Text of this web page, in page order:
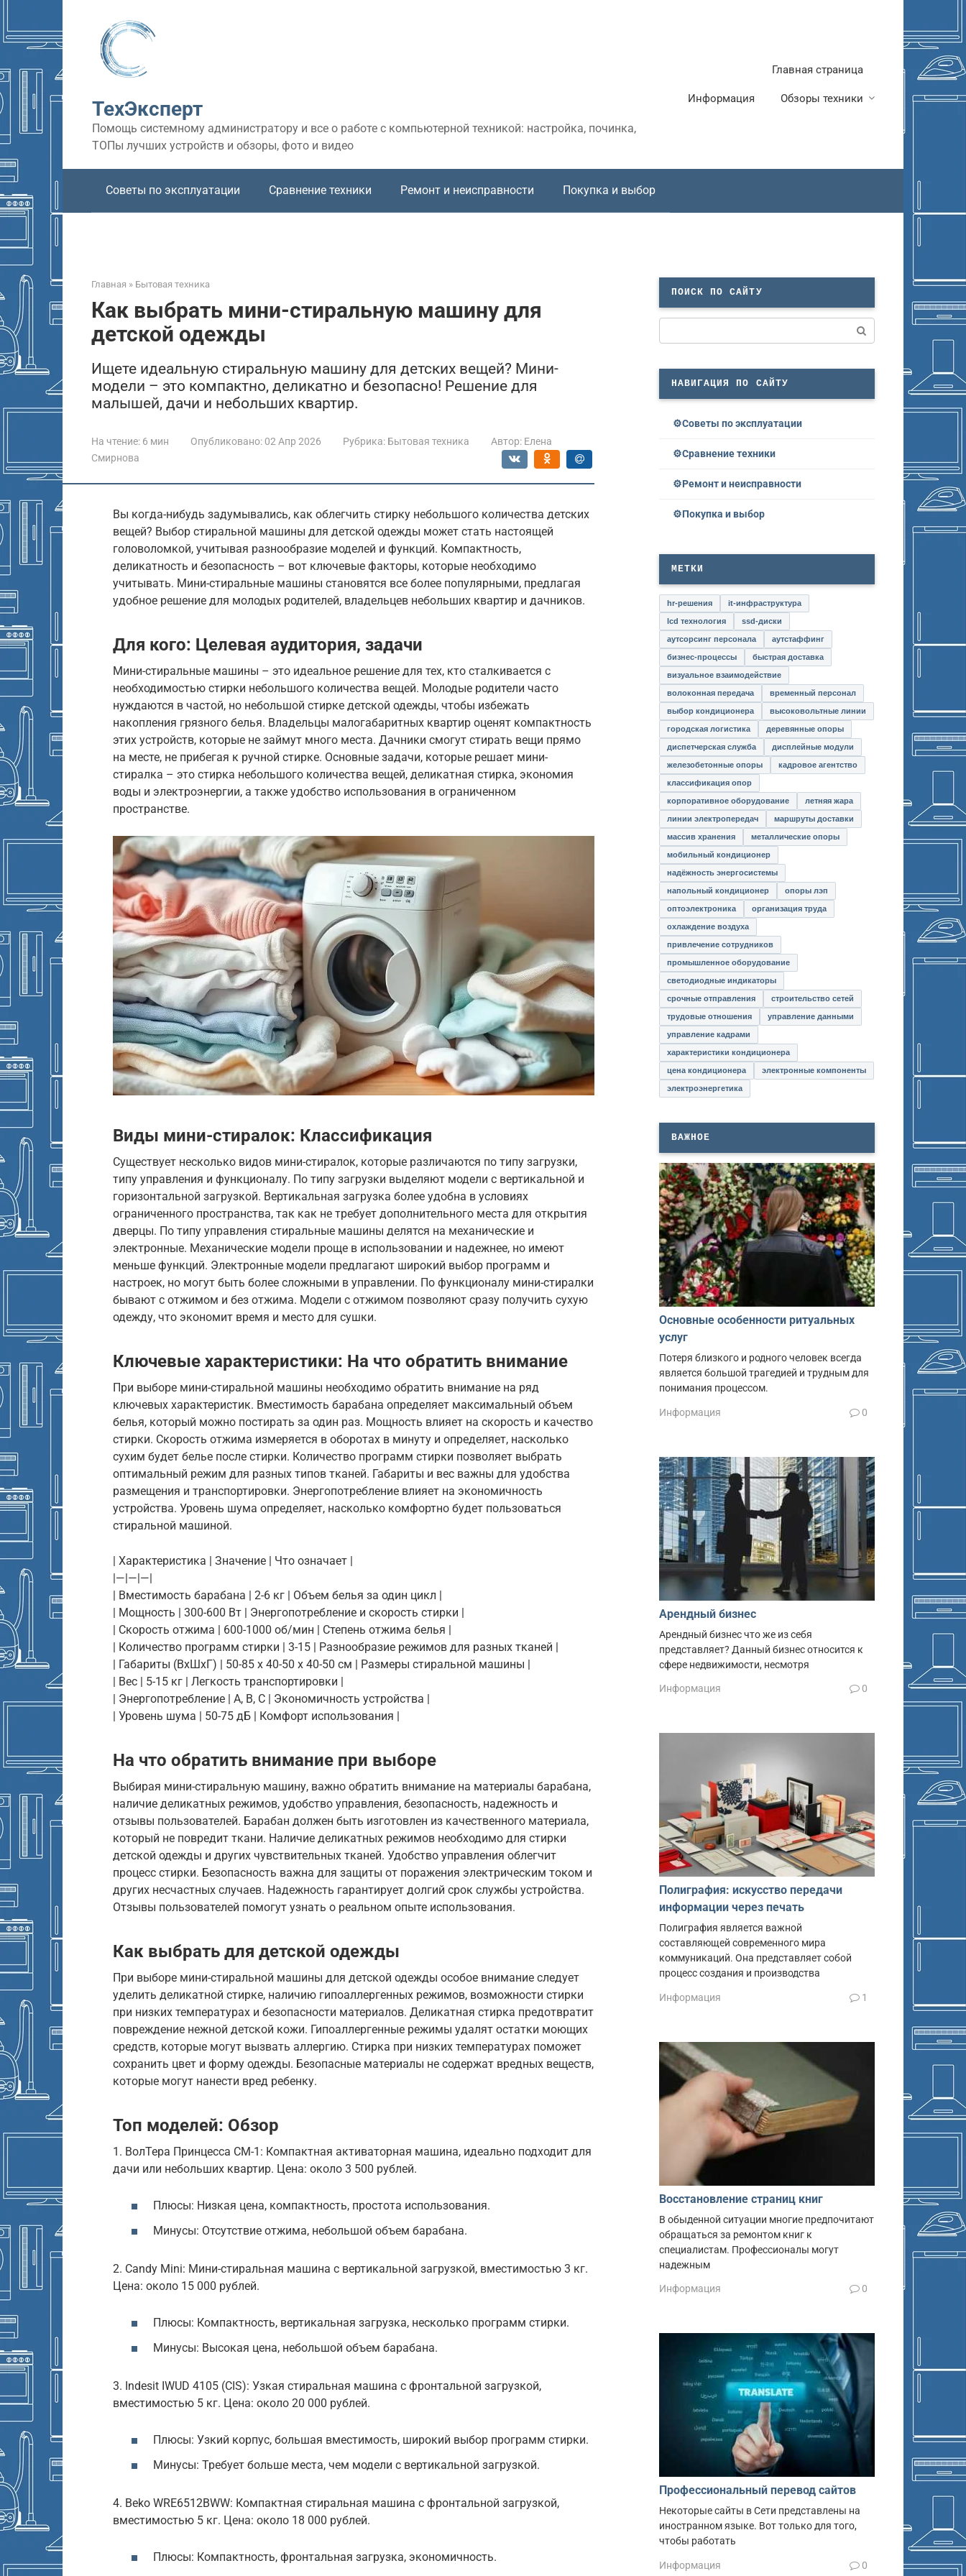
контенту
ТехЭксперт
Помощь системному администратору и все о работе с компьютерной техникой: настройка, починка,
ТОПы лучших устройств и обзоры, фото и видео
Главная страница
Информация Обзоры техники
Советы по эксплуатации Сравнение техники Ремонт и неисправности Покупка и выбор
Главная » Бытовая техника
Как выбрать мини-стиральную машину для
детской одежды
Ищете идеальную стиральную машину для детских вещей? Мини-
модели – это компактно, деликатно и безопасно! Решение для
малышей, дачи и небольших квартир.
На чтение: 6 мин Опубликовано: 02 Апр 2026 Рубрика: Бытовая техника Автор: Елена
Смирнова
Вы когда-нибудь задумывались, как облегчить стирку небольшого количества детских
вещей? Выбор стиральной машины для детской одежды может стать настоящей
головоломкой, учитывая разнообразие моделей и функций. Компактность,
деликатность и безопасность – вот ключевые факторы, которые необходимо
учитывать. Мини-стиральные машины становятся все более популярными, предлагая
удобное решение для молодых родителей, владельцев небольших квартир и дачников.
Для кого: Целевая аудитория, задачи
Мини-стиральные машины – это идеальное решение для тех, кто сталкивается с
необходимостью стирки небольшого количества вещей. Молодые родители часто
нуждаются в частой, но небольшой стирке детской одежды, чтобы избежать
накопления грязного белья. Владельцы малогабаритных квартир оценят компактность
этих устройств, которые не займут много места. Дачники смогут стирать вещи прямо
на месте, не прибегая к ручной стирке. Основные задачи, которые решает мини-
стиралка – это стирка небольшого количества вещей, деликатная стирка, экономия
воды и электроэнергии, а также удобство использования в ограниченном
пространстве.
Виды мини-стиралок: Классификация
Существует несколько видов мини-стиралок, которые различаются по типу загрузки,
типу управления и функционалу. По типу загрузки выделяют модели с вертикальной и
горизонтальной загрузкой. Вертикальная загрузка более удобна в условиях
ограниченного пространства, так как не требует дополнительного места для открытия
дверцы. По типу управления стиральные машины делятся на механические и
электронные. Механические модели проще в использовании и надежнее, но имеют
меньше функций. Электронные модели предлагают широкий выбор программ и
настроек, но могут быть более сложными в управлении. По функционалу мини-стиралки
бывают с отжимом и без отжима. Модели с отжимом позволяют сразу получить сухую
одежду, что экономит время и место для сушки.
Ключевые характеристики: На что обратить внимание
При выборе мини-стиральной машины необходимо обратить внимание на ряд
ключевых характеристик. Вместимость барабана определяет максимальный объем
белья, который можно постирать за один раз. Мощность влияет на скорость и качество
стирки. Скорость отжима измеряется в оборотах в минуту и определяет, насколько
сухим будет белье после стирки. Количество программ стирки позволяет выбрать
оптимальный режим для разных типов тканей. Габариты и вес важны для удобства
размещения и транспортировки. Энергопотребление влияет на экономичность
устройства. Уровень шума определяет, насколько комфортно будет пользоваться
стиральной машиной.
| Характеристика | Значение | Что означает |
|—|—|—|
| Вместимость барабана | 2-6 кг | Объем белья за один цикл |
| Мощность | 300-600 Вт | Энергопотребление и скорость стирки |
| Скорость отжима | 600-1000 об/мин | Степень отжима белья |
| Количество программ стирки | 3-15 | Разнообразие режимов для разных тканей |
| Габариты (ВхШхГ) | 50-85 x 40-50 x 40-50 см | Размеры стиральной машины |
| Вес | 5-15 кг | Легкость транспортировки |
| Энергопотребление | A, B, C | Экономичность устройства |
| Уровень шума | 50-75 дБ | Комфорт использования |
На что обратить внимание при выборе
Выбирая мини-стиральную машину, важно обратить внимание на материалы барабана,
наличие деликатных режимов, удобство управления, безопасность, надежность и
отзывы пользователей. Барабан должен быть изготовлен из качественного материала,
который не повредит ткани. Наличие деликатных режимов необходимо для стирки
детской одежды и других чувствительных тканей. Удобство управления облегчит
процесс стирки. Безопасность важна для защиты от поражения электрическим током и
других несчастных случаев. Надежность гарантирует долгий срок службы устройства.
Отзывы пользователей помогут узнать о реальном опыте использования.
Как выбрать для детской одежды
При выборе мини-стиральной машины для детской одежды особое внимание следует
уделить деликатной стирке, наличию гипоаллергенных режимов, возможности стирки
при низких температурах и безопасности материалов. Деликатная стирка предотвратит
повреждение нежной детской кожи. Гипоаллергенные режимы удалят остатки моющих
средств, которые могут вызвать аллергию. Стирка при низких температурах поможет
сохранить цвет и форму одежды. Безопасные материалы не содержат вредных веществ,
которые могут нанести вред ребенку.
Топ моделей: Обзор
1. ВолТера Принцесса СМ-1: Компактная активаторная машина, идеально подходит для
дачи или небольших квартир. Цена: около 3 500 рублей.
Плюсы: Низкая цена, компактность, простота использования.
Минусы: Отсутствие отжима, небольшой объем барабана.
2. Candy Mini: Мини-стиральная машина с вертикальной загрузкой, вместимостью 3 кг.
Цена: около 15 000 рублей.
Плюсы: Компактность, вертикальная загрузка, несколько программ стирки.
Минусы: Высокая цена, небольшой объем барабана.
3. Indesit IWUD 4105 (CIS): Узкая стиральная машина с фронтальной загрузкой,
вместимостью 5 кг. Цена: около 20 000 рублей.
Плюсы: Узкий корпус, большая вместимость, широкий выбор программ стирки.
Минусы: Требует больше места, чем модели с вертикальной загрузкой.
4. Beko WRE6512BWW: Компактная стиральная машина с фронтальной загрузкой,
вместимостью 5 кг. Цена: около 18 000 рублей.
Плюсы: Компактность, фронтальная загрузка, экономичность.
ПОИСК ПО САЙТУ
НАВИГАЦИЯ ПО САЙТУ
Советы по эксплуатации
Сравнение техники
Ремонт и неисправности
Покупка и выбор
МЕТКИ
hr-решения it-инфраструктура
lcd технология ssd-диски
аутсорсинг персонала аутстаффинг
бизнес-процессы быстрая доставка
визуальное взаимодействие
волоконная передача временный персонал
выбор кондиционера высоковольтные линии
городская логистика деревянные опоры
диспетчерская служба дисплейные модули
железобетонные опоры кадровое агентство
классификация опор
корпоративное оборудование летняя жара
линии электропередач маршруты доставки
массив хранения металлические опоры
мобильный кондиционер
надёжность энергосистемы
напольный кондиционер опоры лэп
оптоэлектроника организация труда
охлаждение воздуха
привлечение сотрудников
промышленное оборудование
светодиодные индикаторы
срочные отправления строительство сетей
трудовые отношения управление данными
управление кадрами
характеристики кондиционера
цена кондиционера электронные компоненты
электроэнергетика
ВАЖНОЕ
Основные особенности ритуальных
услуг
Потеря близкого и родного человек всегда
является большой трагедией и трудным для
понимания процессом.
Информация 0
Арендный бизнес
Арендный бизнес что же из себя
представляет? Данный бизнес относится к
сфере недвижимости, несмотря
Информация 0
Полиграфия: искусство передачи
информации через печать
Полиграфия является важной
составляющей современного мира
коммуникаций. Она представляет собой
процесс создания и производства
Информация 1
Восстановление страниц книг
В обыденной ситуации многие предпочитают
обращаться за ремонтом книг к
специалистам. Профессионалы могут
надежным
Информация 0
Профессиональный перевод сайтов
Некоторые сайты в Сети представлены на
иностранном языке. Вот только для того,
чтобы работать
Информация 0